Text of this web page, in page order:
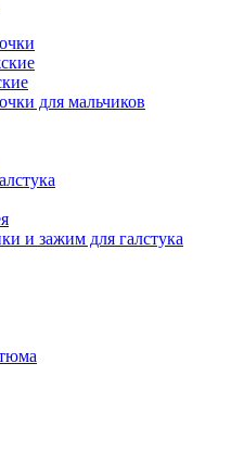
для мальчиков
и зажим для галстука